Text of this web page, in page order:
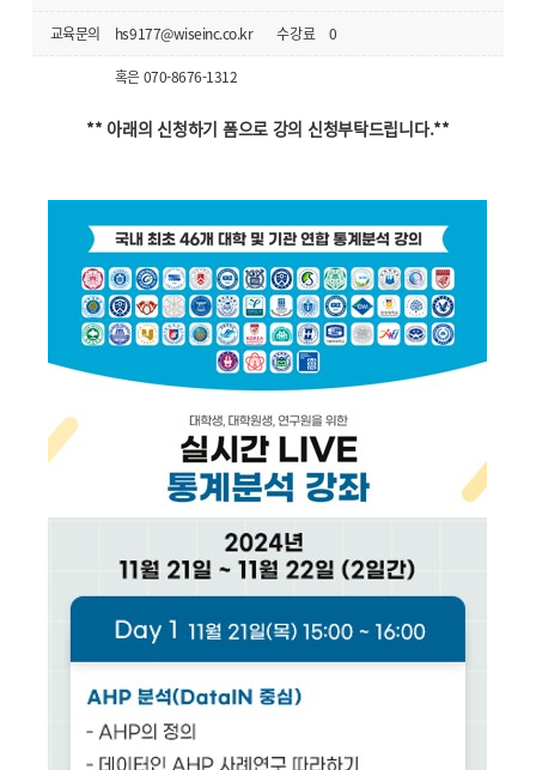
교육문의 hs9177@wiseinc.co.kr
혹은 070-8676-1312
수강료 0
** 아래의 신청하기 폼으로 강의 신청부탁드립니다.**